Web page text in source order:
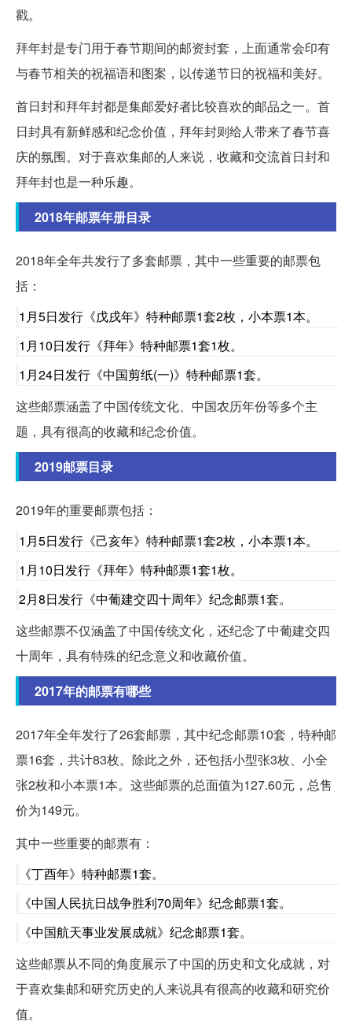
戳。
拜年封是专门用于春节期间的邮资封套，上面通常会印有
与春节相关的祝福语和图案，以传递节日的祝福和美好。
首日封和拜年封都是集邮爱好者比较喜欢的邮品之一。首
日封具有新鲜感和纪念价值，拜年封则给人带来了春节喜
庆的氛围。对于喜欢集邮的人来说，收藏和交流首日封和
拜年封也是一种乐趣。
2018年邮票年册目录
2018年全年共发行了多套邮票，其中一些重要的邮票包
括：
1月5日发行《戊戌年》特种邮票1套2枚，小本票1本。
1月10日发行《拜年》特种邮票1套1枚。
1月24日发行《中国剪纸(一)》特种邮票1套。
这些邮票涵盖了中国传统文化、中国农历年份等多个主
题，具有很高的收藏和纪念价值。
2019邮票目录
2019年的重要邮票包括：
1月5日发行《己亥年》特种邮票1套2枚，小本票1本。
1月10日发行《拜年》特种邮票1套1枚。
2月8日发行《中葡建交四十周年》纪念邮票1套。
这些邮票不仅涵盖了中国传统文化，还纪念了中葡建交四
十周年，具有特殊的纪念意义和收藏价值。
2017年的邮票有哪些
2017年全年发行了26套邮票，其中纪念邮票10套，特种邮
票16套，共计83枚。除此之外，还包括小型张3枚、小全
张2枚和小本票1本。这些邮票的总面值为127.60元，总售
价为149元。
其中一些重要的邮票有：
《丁酉年》特种邮票1套。
《中国人民抗日战争胜利70周年》纪念邮票1套。
《中国航天事业发展成就》纪念邮票1套。
这些邮票从不同的角度展示了中国的历史和文化成就，对
于喜欢集邮和研究历史的人来说具有很高的收藏和研究价
值。